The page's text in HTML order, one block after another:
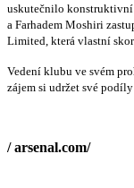
uskutečnilo konstruktivní
a Farhadem Moshiri
Limited, která vlastní
Vedení klubu ve svém
zájem si udržet své
/ arsenal.com/